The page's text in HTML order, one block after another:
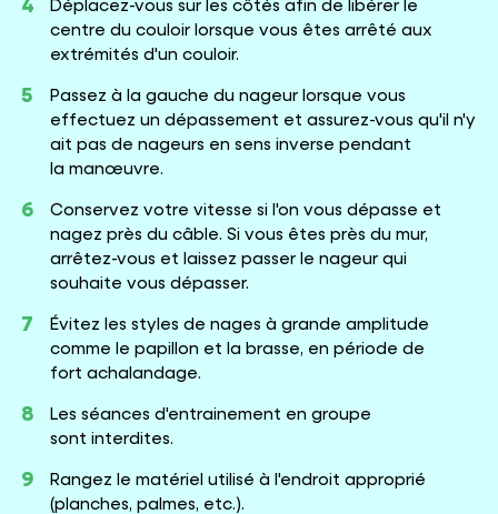
Déplacez-vous sur les côtés afin de libérer le
centre du couloir lorsque vous êtes arrêté aux
extrémités d'un couloir.
Passez à la gauche du nageur lorsque vous
effectuez un dépassement et assurez-vous qu'il n'y
ait pas de nageurs en sens inverse pendant
la manœuvre.
Conservez votre vitesse si l'on vous dépasse et
nagez près du câble. Si vous êtes près du mur,
arrêtez-vous et laissez passer le nageur qui
souhaite vous dépasser.
Évitez les styles de nages à grande amplitude
comme le papillon et la brasse, en période de
fort achalandage.
Les séances d'entrainement en groupe
sont interdites.
Rangez le matériel utilisé à l'endroit approprié
(planches, palmes, etc.).